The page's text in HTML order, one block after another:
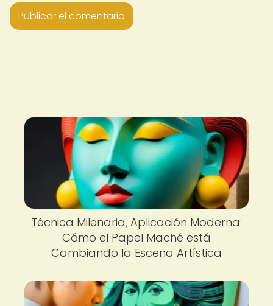
Técnica Milenaria, Aplicación Moderna:
Cómo el Papel Maché está
Cambiando la Escena Artística